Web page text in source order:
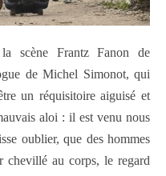
scène Frantz Fanon de
de Michel Simonot, qui
un réquisitoire aiguisé et
aloi : il est venu nous
oublier, que des hommes
chevillé au corps, le regard